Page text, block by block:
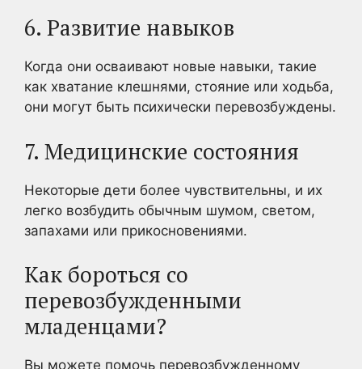
6. Развитие навыков
Когда они осваивают новые навыки, такие
как хватание клешнями, стояние или ходьба,
они могут быть психически перевозбуждены.
7. Медицинские состояния
Некоторые дети более чувствительны, и их
легко возбудить обычным шумом, светом,
запахами или прикосновениями.
Как бороться со
перевозбужденными
младенцами?
Вы можете помочь перевозбужденному